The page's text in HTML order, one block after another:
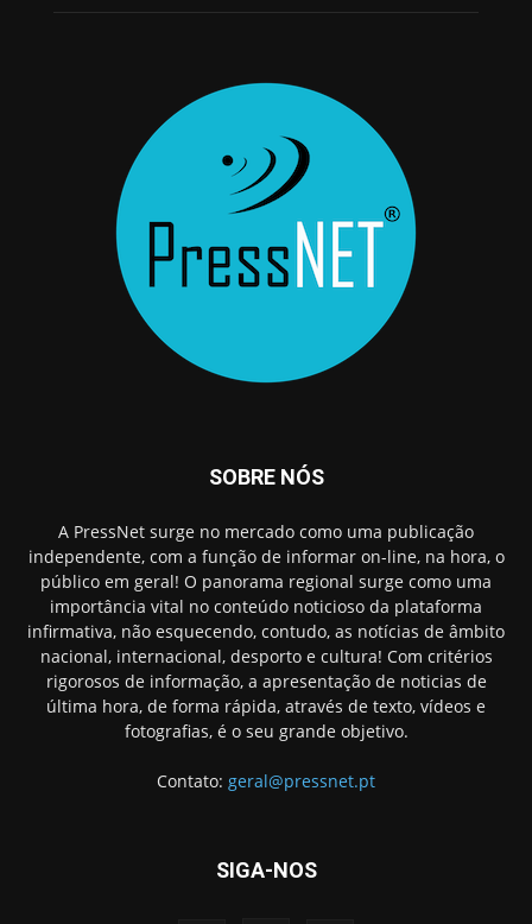
SOBRE NÓS
A PressNet surge no mercado como uma publicação
independente, com a função de informar on-line, na hora, o
público em geral! O panorama regional surge como uma
importância vital no conteúdo noticioso da plataforma
infirmativa, não esquecendo, contudo, as notícias de âmbito
nacional, internacional, desporto e cultura! Com critérios
rigorosos de informação, a apresentação de noticias de
última hora, de forma rápida, através de texto, vídeos e
fotografias, é o seu grande objetivo.
Contato: geral@pressnet.pt
SIGA-NOS